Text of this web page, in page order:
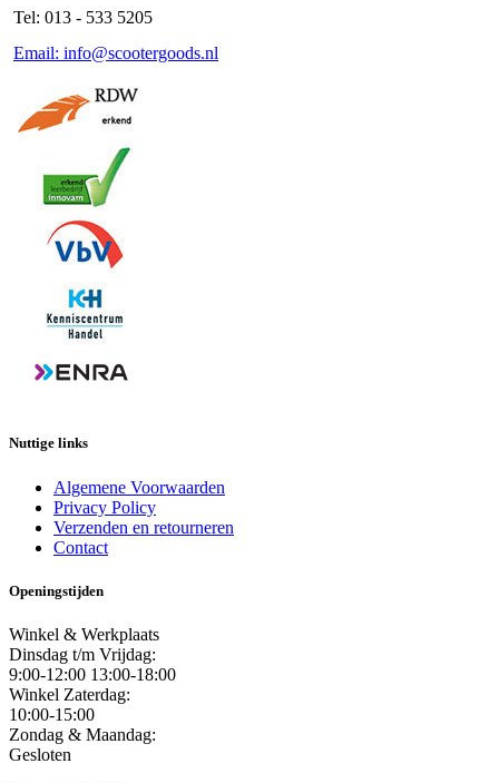
Tel: 013 - 533 5205
Email: info@scootergoods.nl
Nuttige links
Algemene Voorwaarden
Privacy Policy
Verzenden en retourneren
Contact
Openingstijden
Winkel & Werkplaats
Dinsdag t/m Vrijdag:
9:00-12:00 13:00-18:00
Winkel Zaterdag:
10:00-15:00
Zondag & Maandag:
Gesloten